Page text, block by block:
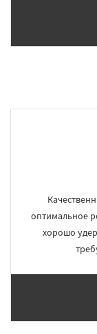
оптимальное
хорошо